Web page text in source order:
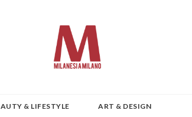
& LIFESTYLE ART & DESIGN